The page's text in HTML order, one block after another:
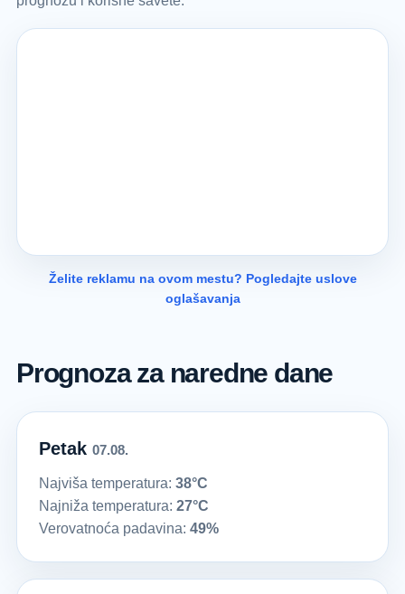
Želite reklamu na ovom mestu? Pogledajte uslove
oglašavanja
Prognoza za naredne dane
Petak 07.08.
Najviša temperatura: 38°C
Najniža temperatura: 27°C
Verovatnoća padavina: 49%